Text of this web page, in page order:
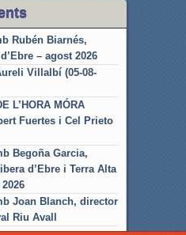
Rubén Biarnés,
– agost 2026
Villalbí (05-08-
L’HORA MÓRA
Fuertes i Cel Prieto
Begoña Garcia,
d’Ebre i Terra Alta
Joan Blanch, director
Riu Avall